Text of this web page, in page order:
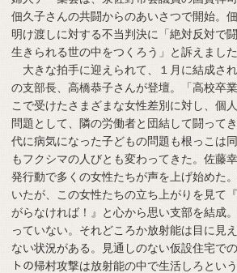
佃久子さんの共闘からのあいさつで開始。
明け渡しに対する不当判決に「絶対反対で
生きられる世の中をつくろう」と訴えました
大きな拍手に迎えられて、１月に結成さ
の支部長、高橋恭子さんが登壇。「高校卒
こで受けたさまざまな女性差別に対し、個
問題として、隣の労働者と団結して闘って
代に病気になった子どもの問題も根っこは
もフクシマの人びとも変わってきた。佐藤
発行動で多くの女性たちが声を上げ始めた
いたが、この女性たちの立ち上がりを見て
がらなければ！』と心から思い支部を結成
っていない。それどころか放射能は目に見
ない状況がある。見通しのない仮設住宅で
トの帰村攻撃は放射能の中で生活しろとい